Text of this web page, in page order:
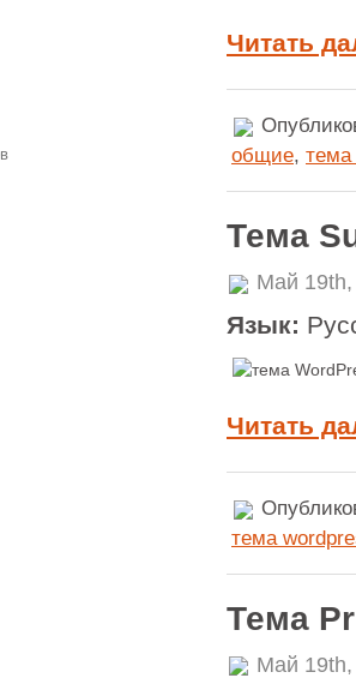
Читать
общие, тема
Тема
Май
Язык:
Читать
тема
Тема
Май